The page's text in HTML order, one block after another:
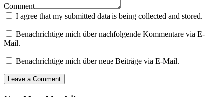
Comment
I agree that my submitted data is being collected and stored.
Benachrichtige mich über nachfolgende Kommentare via E-
Mail.
Benachrichtige mich über neue Beiträge via E-Mail.